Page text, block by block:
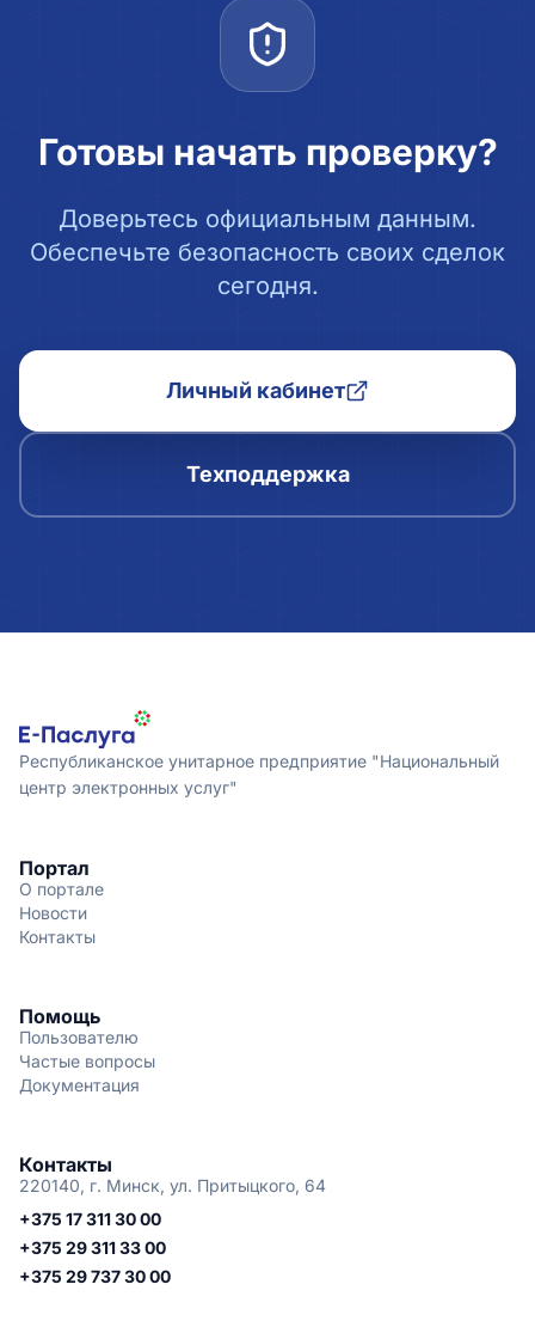
Готовы начать проверку?
Доверьтесь официальным данным.
Обеспечьте безопасность своих сделок
сегодня.
Личный кабинет
Техподдержка
Республиканское унитарное предприятие "Национальный
центр электронных услуг"
Портал
О портале
Новости
Контакты
Помощь
Пользователю
Частые вопросы
Документация
Контакты
220140, г. Минск, ул. Притыцкого, 64
+375 17 311 30 00
+375 29 311 33 00
+375 29 737 30 00